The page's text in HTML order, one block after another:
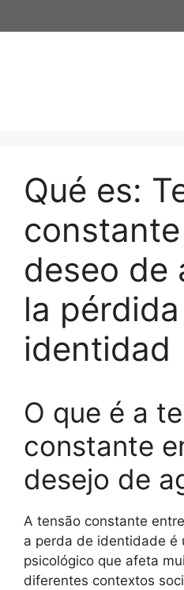
al
Qué es:
deseo de
la
identidad
O que é a
constante
desejo de
A tensão constante
a perda de identidade é
psicológico que afeta
diferentes contextos